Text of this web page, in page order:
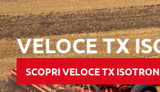
VELOCE TX
SCOPRI VELOCE TX